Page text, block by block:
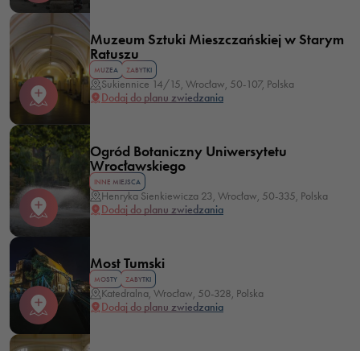
Muzeum Sztuki Mieszczańskiej w Starym
Ratuszu
MUZEA ZABYTKI
Sukiennice 14/15, Wrocław, 50-107, Polska
Dodaj do planu zwiedzania
Ogród Botaniczny Uniwersytetu
Wrocławskiego
INNE MIEJSCA
Henryka Sienkiewicza 23, Wrocław, 50-335, Polska
Dodaj do planu zwiedzania
Most Tumski
MOSTY ZABYTKI
Katedralna, Wrocław, 50-328, Polska
Dodaj do planu zwiedzania